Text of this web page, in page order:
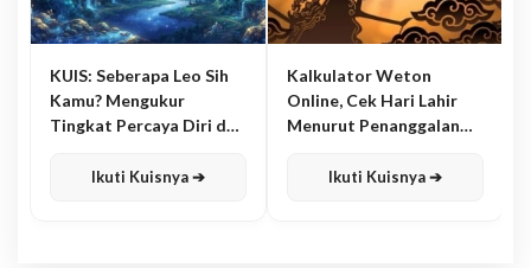
KUIS: Seberapa Leo Sih
Kamu? Mengukur
Tingkat Percaya Diri dan
Ikuti Kuisnya ➔
Kalkulator Weton
Online, Cek Hari Lahir
Menurut Penanggalan
Ikuti Kuisnya ➔